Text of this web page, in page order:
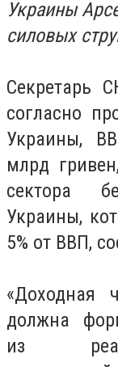
Украины
силовых
Секретарь
согласно
Украины,
млрд
сектора
Украины,
5% от ВВП,
«Доходная
должна
из